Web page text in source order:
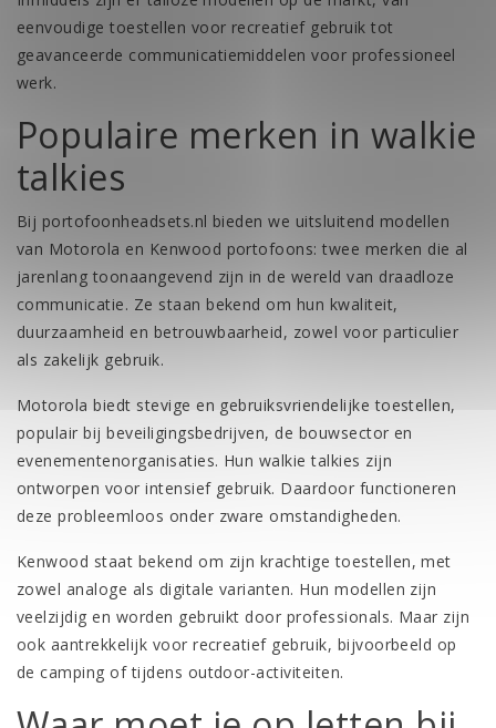
eenvoudige toestellen voor recreatief gebruik tot
geavanceerde communicatiemiddelen voor professioneel
werk.
Populaire merken in walkie
talkies
Bij portofoonheadsets.nl bieden we uitsluitend modellen
van Motorola en Kenwood portofoons: twee merken die al
jarenlang toonaangevend zijn in de wereld van draadloze
communicatie. Ze staan bekend om hun kwaliteit,
duurzaamheid en betrouwbaarheid, zowel voor particulier
als zakelijk gebruik.
Motorola biedt stevige en gebruiksvriendelijke toestellen,
populair bij beveiligingsbedrijven, de bouwsector en
evenementenorganisaties. Hun walkie talkies zijn
ontworpen voor intensief gebruik. Daardoor functioneren
deze probleemloos onder zware omstandigheden.
Kenwood staat bekend om zijn krachtige toestellen, met
zowel analoge als digitale varianten. Hun modellen zijn
veelzijdig en worden gebruikt door professionals. Maar zijn
ook aantrekkelijk voor recreatief gebruik, bijvoorbeeld op
de camping of tijdens outdoor-activiteiten.